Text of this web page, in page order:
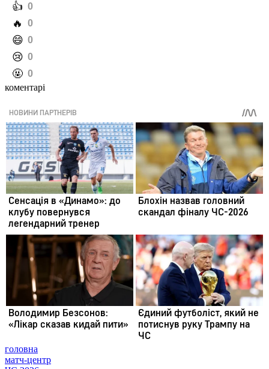
️👍 0
️🔥 0
️😄 0
️😢 0
️🤬 0
коментарі
головна
матч-центр